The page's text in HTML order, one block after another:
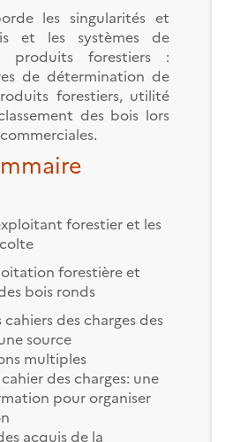
les singularités et
et les systèmes de
produits forestiers :
de détermination de
forestiers, utilité
des bois lors
forestier et les
forestière et
bois ronds
cahiers des charges des
source
multiples
des charges: une
pour organiser
acquis de la